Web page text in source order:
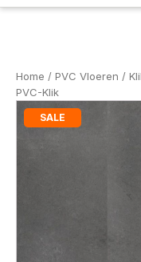
Home / PVC Vloeren /
PVC-Klik
SALE